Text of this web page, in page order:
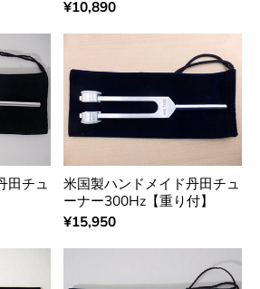
¥10,890
田チュ
米国製ハンドメイド丹田チュ
ーナー300Hz【重り付】
¥15,950